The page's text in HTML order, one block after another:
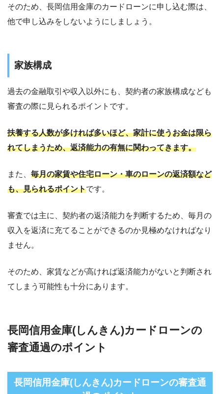
そのため、長岡信用金庫のカードローンに申し込む際は、
他で申し込みをしないようにしましょう。
家族構成
過去の金融取引や収入以外にも、契約者の家族構成なども
審査の際に見られるポイントです。
扶養する人数が多ければ多いほど、家計に使うお金は限ら
れてしまうため、返済能力の有無に関わってきます。
また、 毎月の家賃や住宅ローン・車のローンの返済額など
も、見られるポイントです。
審査では主に、契約者の返済能力を判断するため、毎月の
収入を返済に充てることができるのか見極めなければなり
ません。
そのため、家賃などが高ければ返済能力がないと判断され
てしまう可能性も十分にあります。
長岡信用金庫(しんきん)カードローンの
審査通過のポイント
長岡信用金庫(しんきん)カードローンの審査通